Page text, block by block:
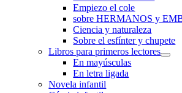
Empiezo el cole
sobre HERMANOS y
Ciencia y naturaleza
Sobre el esfínter y chupete
Libros para primeros lectores
En mayúsculas
En letra ligada
Novela infantil